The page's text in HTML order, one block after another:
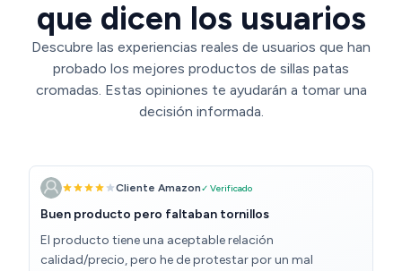
que dicen los usuarios
Descubre las experiencias reales de usuarios que han
probado los mejores productos de sillas patas
cromadas. Estas opiniones te ayudarán a tomar una
decisión informada.
Cliente Amazon✓ Verificado
Buen producto pero faltaban tornillos
El producto tiene una aceptable relación
calidad/precio, pero he de protestar por un mal